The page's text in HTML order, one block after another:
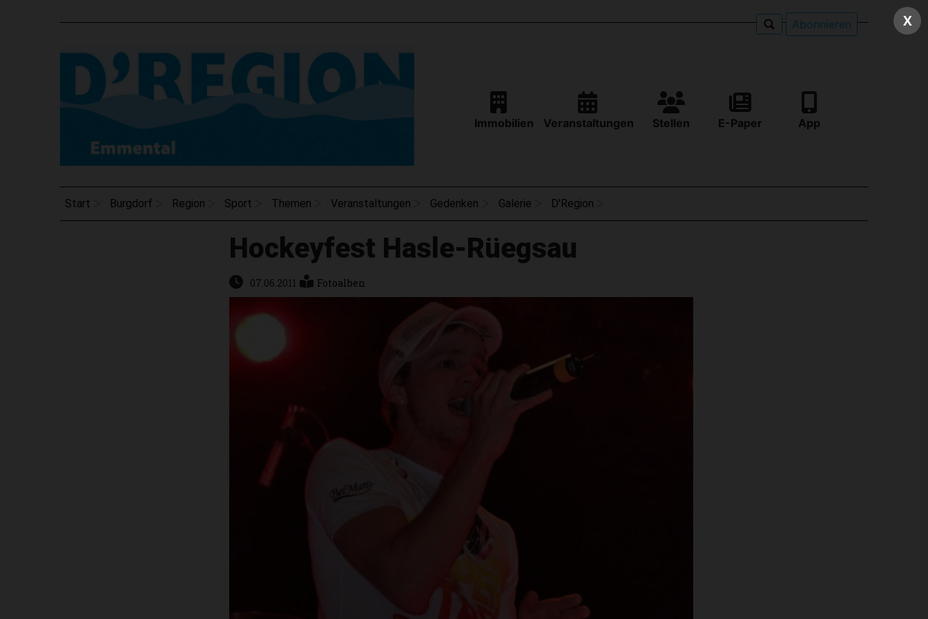
Abonnieren
Immobilien Veranstaltungen Stellen E-Paper App
Start Burgdorf Region Sport Themen Veranstaltungen Gedenken Galerie D'Region
Hockeyfest Hasle-Rüegsau
07.06.2011 Fotoalben
X